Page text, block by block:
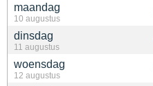
maandag
10 augustus
dinsdag
11 augustus
woensdag
12 augustus